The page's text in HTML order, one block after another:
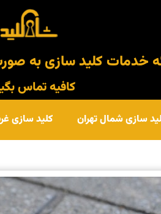
خدمات کلید سازی به صورت 24 ساعته در
کافیه تماس
سازی شمال تهران کلید سازی